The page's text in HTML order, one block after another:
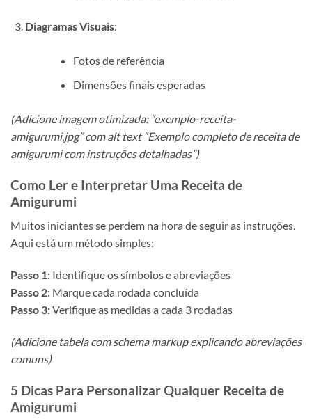
Diagramas Visuais:
Fotos de referência
Dimensões finais esperadas
(Adicione imagem otimizada: “exemplo-receita-
amigurumi.jpg” com alt text “Exemplo completo de receita de
amigurumi com instruções detalhadas”)
Como Ler e Interpretar Uma Receita de
Amigurumi
Muitos iniciantes se perdem na hora de seguir as instruções.
Aqui está um método simples:
Passo 1: Identifique os símbolos e abreviações
Passo 2: Marque cada rodada concluída
Passo 3:Verifique as medidas a cada 3 rodadas
(Adicione tabela com schema markup explicando abreviações
comuns)
5 Dicas Para Personalizar Qualquer Receita de
Amigurumi